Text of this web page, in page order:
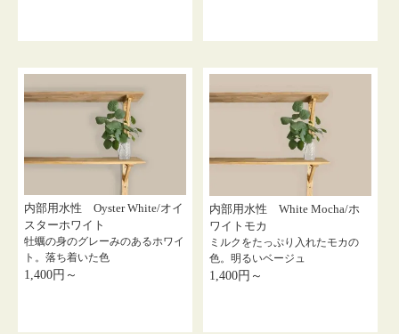
内部用水性 Oyster White/オイ
スターホワイト
牡蠣の身のグレーみのあるホワイ
ト。落ち着いた色
1,400円～
内部用水性 White Mocha/ホ
ワイトモカ
ミルクをたっぷり入れたモカの
色。明るいベージュ
1,400円～